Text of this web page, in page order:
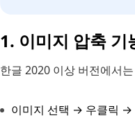
1. 이미지 압축 기
한글 2020 이상 버전에서
이미지 선택 → 우클릭